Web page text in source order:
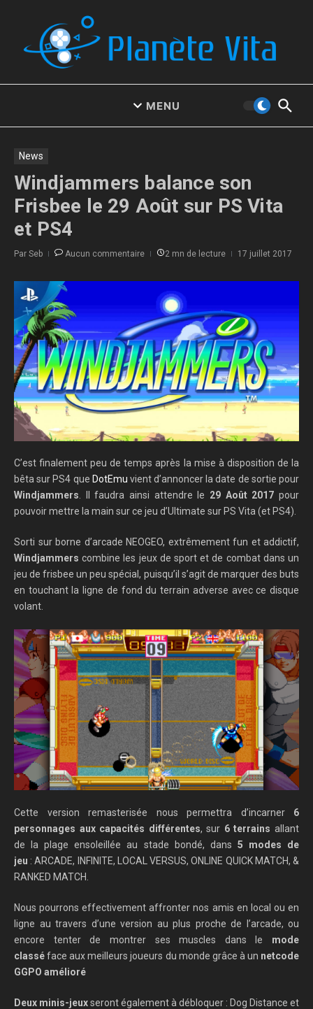
MENU
News
Windjammers balance son
Frisbee le 29 Août sur PS Vita
et PS4
Par Seb Aucun commentaire 2 mn de lecture 17 juillet 2017
C’est finalement peu de temps après la mise à disposition de la
bêta sur PS4 que DotEmu vient d’annoncer la date de sortie pour
Windjammers. Il faudra ainsi attendre le 29 Août 2017 pour
pouvoir mettre la main sur ce jeu d’Ultimate sur PS Vita (et PS4).
Sorti sur borne d’arcade NEOGEO, extrêmement fun et addictif,
Windjammers combine les jeux de sport et de combat dans un
jeu de frisbee un peu spécial, puisqu’il s’agit de marquer des buts
en touchant la ligne de fond du terrain adverse avec ce disque
volant.
Cette version remasterisée nous permettra d’incarner 6
personnages aux capacités différentes, sur 6 terrains allant
de la plage ensoleillée au stade bondé, dans 5 modes de
jeu : ARCADE, INFINITE, LOCAL VERSUS, ONLINE QUICK MATCH, &
RANKED MATCH.
Nous pourrons effectivement affronter nos amis en local ou en
ligne au travers d’une version au plus proche de l’arcade, ou
encore tenter de montrer ses muscles dans le mode
classéface aux meilleurs joueurs du monde grâce à un netcode
GGPO amélioré
Deux minis-jeuxseront également à débloquer : Dog Distance et